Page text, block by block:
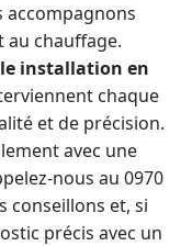
accompagnons
chauffage.
installation en
chaque
et de précision.
avec une
nous au 0970
conseillons et, si
précis avec un